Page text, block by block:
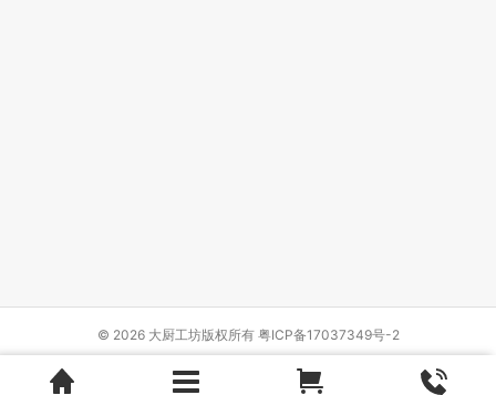
© 2026 大厨工坊版权所有 粤ICP备17037349号-2